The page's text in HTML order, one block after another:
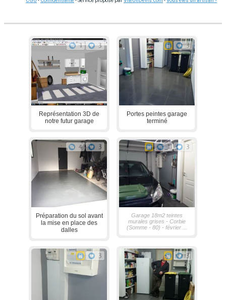
1 3
Représentation 3D de
notre futur garage
3
Portes peintes garage
terminé
4 3
Préparation du sol avant
la mise en place des
dalles
1 3
Garage 18m2 teintes
murales grises - Corbie
(Somme - 80) - février ...
3 3